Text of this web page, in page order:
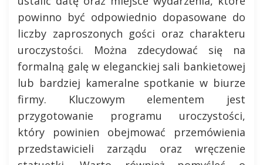
powinno być odpowiednio dopasowane do
liczby zaproszonych gości oraz charakteru
uroczystości. Można zdecydować się na
formalną galę w eleganckiej sali bankietowej
lub bardziej kameralne spotkanie w biurze
firmy. Kluczowym elementem jest
przygotowanie programu uroczystości,
który powinien obejmować przemówienia
przedstawicieli zarządu oraz wręczenie